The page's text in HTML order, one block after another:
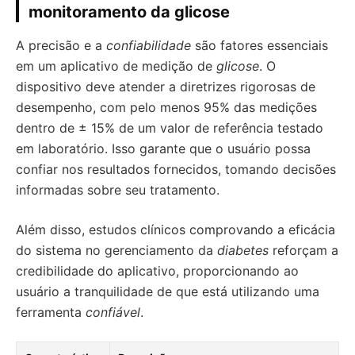
monitoramento da glicose
A precisão e a confiabilidade são fatores essenciais
em um aplicativo de medição de glicose. O
dispositivo deve atender a diretrizes rigorosas de
desempenho, com pelo menos 95% das medições
dentro de ± 15% de um valor de referência testado
em laboratório. Isso garante que o usuário possa
confiar nos resultados fornecidos, tomando decisões
informadas sobre seu tratamento.
Além disso, estudos clínicos comprovando a eficácia
do sistema no gerenciamento da diabetes reforçam a
credibilidade do aplicativo, proporcionando ao
usuário a tranquilidade de que está utilizando uma
ferramenta confiável.